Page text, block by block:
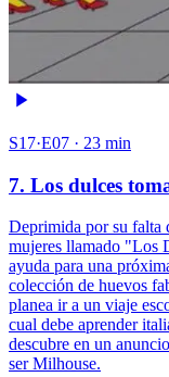
S17·E07 · 23 min
7. Los dulces
Deprimida por su falta
mujeres llamado "Los
ayuda para una
colección de huevos
planea ir a un viaje
cual debe aprender
descubre en un
ser Milhouse.